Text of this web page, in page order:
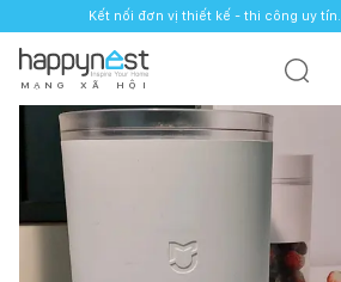
Kết nối đơn vị thiết kế - thi công uy tín.
M Ạ N G X Ã H Ộ I